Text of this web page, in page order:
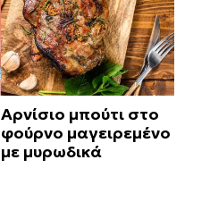
Αρνίσιο μπούτι στο
φούρνο μαγειρεμένο
με μυρωδικά